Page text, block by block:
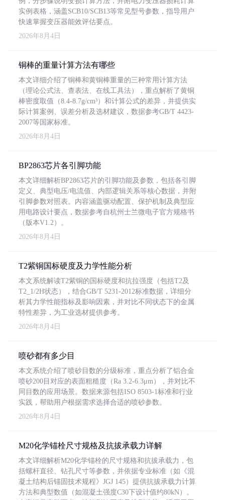
实例表格，涵盖SCB10/SCB13等常见型号参数，指导用户
快速掌握变压器能效评估要点。
2026年8月4日
铜棒的重量计算方法有哪些
本文详细介绍了铜棒和黄铜棒重量的三种常用计算方法
（理论公式法、查表法、在线工具法），重点解析了黄铜
棒密度取值（8.4-8.7g/cm³）和计算公式的差异，并提供实
际计算案例、误差分析及选材建议，数据参考GB/T 4423-
2007等国家标准。
2026年8月4日
BP2863芯片各引脚功能
本文详细解析BP2863芯片的引脚功能及参数，包括各引脚
定义、典型电压/电流值、内部逻辑关系等核心数据，并附
引脚参数对照表。内容涵盖驱动配置、保护机制及典型应
用电路设计要点，数据参考自杭州士兰微电子官方规格书
（版本V1.2）。
2026年8月4日
T2紫铜国标硬度及力学性能分析
本文系统解读T2紫铜的国标硬度和抗拉强度（包括T2及
T2_1/2H状态），结合GB/T 5231-2012标准数据，详细分
析其力学性能指标及影响因素，并对比不同状态下的金属
特性差异，为工业选材提供参考。
2026年8月4日
喷砂都有多少目
本文系统介绍了喷砂目数的分级标准，重点分析了铝合金
喷砂200目对应的表面粗糙度（Ra 3.2-6.3μm），并对比不
同目数的应用场景。数据来源包括ISO 8503-1标准和行业
实践，帮助用户根据需求选择合适的喷砂参数。
2026年8月4日
M20化学锚栓尺寸规格及抗拔承载力详解
本文详细解析M20化学锚栓的尺寸规格和抗拔承载力，包
括螺杆直径、钻孔尺寸等参数，并依据专业标准（如《混
凝土结构后锚固技术规程》JGJ 145）提供抗拔承载力计算
方法和典型数值（如混凝土强度C30下设计值约80kN）。